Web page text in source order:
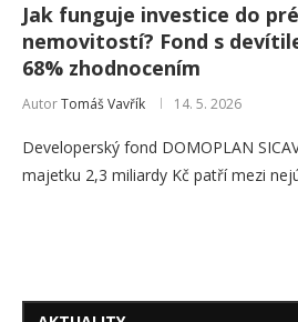
Jak funguje investice do
nemovitostí? Fond s
68% zhodnocením
AutorTomáš Vavřík 14. 5. 2026
Developerský fond DOMOPLAN
majetku 2,3 miliardy Kč patří mezi